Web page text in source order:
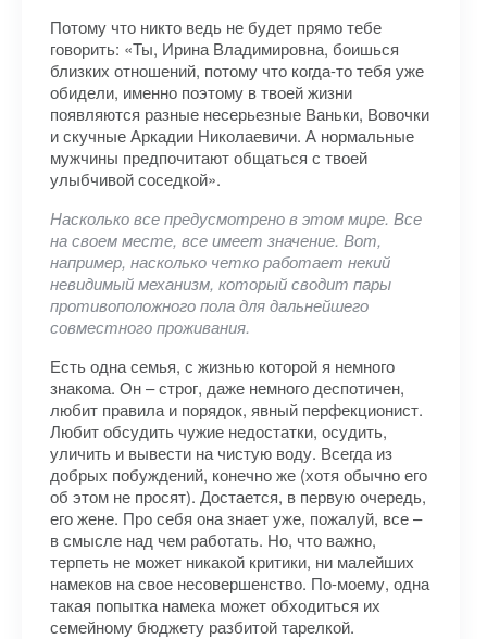
Потому что никто ведь не будет прямо тебе
говорить: «Ты, Ирина Владимировна, боишься
близких отношений, потому что когда-то тебя уже
обидели, именно поэтому в твоей жизни
появляются разные несерьезные Ваньки, Вовочки
и скучные Аркадии Николаевичи. А нормальные
мужчины предпочитают общаться с твоей
улыбчивой соседкой».
Насколько все предусмотрено в этом мире. Все
на своем месте, все имеет значение. Вот,
например, насколько четко работает некий
невидимый механизм, который сводит пары
противоположного пола для дальнейшего
совместного проживания.
Есть одна семья, с жизнью которой я немного
знакома. Он – строг, даже немного деспотичен,
любит правила и порядок, явный перфекционист.
Любит обсудить чужие недостатки, осудить,
уличить и вывести на чистую воду. Всегда из
добрых побуждений, конечно же (хотя обычно его
об этом не просят). Достается, в первую очередь,
его жене. Про себя она знает уже, пожалуй, все –
в смысле над чем работать. Но, что важно,
терпеть не может никакой критики, ни малейших
намеков на свое несовершенство. По-моему, одна
такая попытка намека может обходиться их
семейному бюджету разбитой тарелкой.